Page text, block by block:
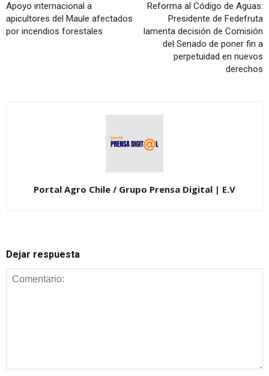
Apoyo internacional a
apicultores del Maule afectados
por incendios forestales
Reforma al Código de Aguas:
Presidente de Fedefruta
lamenta decisión de Comisión
del Senado de poner fin a
perpetuidad en nuevos
derechos
Portal Agro Chile / Grupo Prensa Digital | E.V
Dejar respuesta